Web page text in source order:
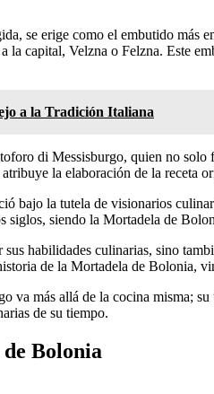
se erige como el embutido más
capital, Velzna o Felzna. Este
a la Tradición Italiana
di Messisburgo, quien no
la elaboración de la
bajo la tutela de visionarios
siendo la Mortadela de
habilidades culinarias, sino
de la Mortadela de Bolonia,
va más allá de la cocina misma;
de su tiempo.
Bolonia